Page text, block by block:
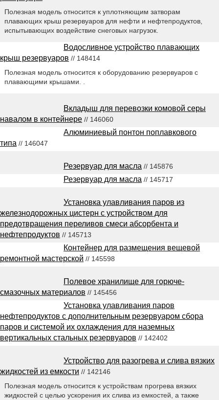
Полезная модель относится к уплотняющим затворам
плавающих крыш резервуаров для нефти и нефтепродуктов,
испытывающих воздействие снеговых нагрузок.
Водосливное устройство плавающих
крыш резервуаров // 148414
Полезная модель относится к оборудованию резервуаров с
плавающими крышами. .
Вкладыш для перевозки комовой серы
навалом в контейнере // 146060
Алюминиевый понтон поплавкового
типа // 146047
Резервуар для масла // 145876
Резервуар для масла // 145717
Установка улавливания паров из
железнодорожных цистерн с устройством для
предотвращения переливов смеси абсорбента и
нефтепродуктов // 145713
Контейнер для размещения вещевой
ремонтной мастерской // 145598
Полевое хранилище для горюче-
смазочных материалов // 145456
Установка улавливания паров
нефтепродуктов с дополнительным резервуаром сбора
паров и системой их охлаждения для наземных
вертикальных стальных резервуаров // 142402
Устройство для разогрева и слива вязких
жидкостей из емкости // 142146
Полезная модель относится к устройствам прогрева вязких
жидкостей с целью ускорения их слива из емкостей, а также